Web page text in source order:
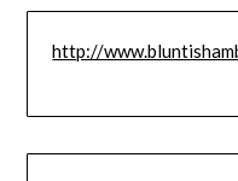
http://